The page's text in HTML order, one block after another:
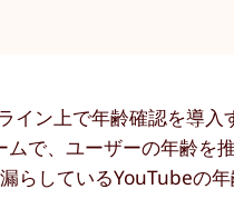
イン上で年齢確認を導入
で、ユーザーの年齢を
らしているYouTubeの